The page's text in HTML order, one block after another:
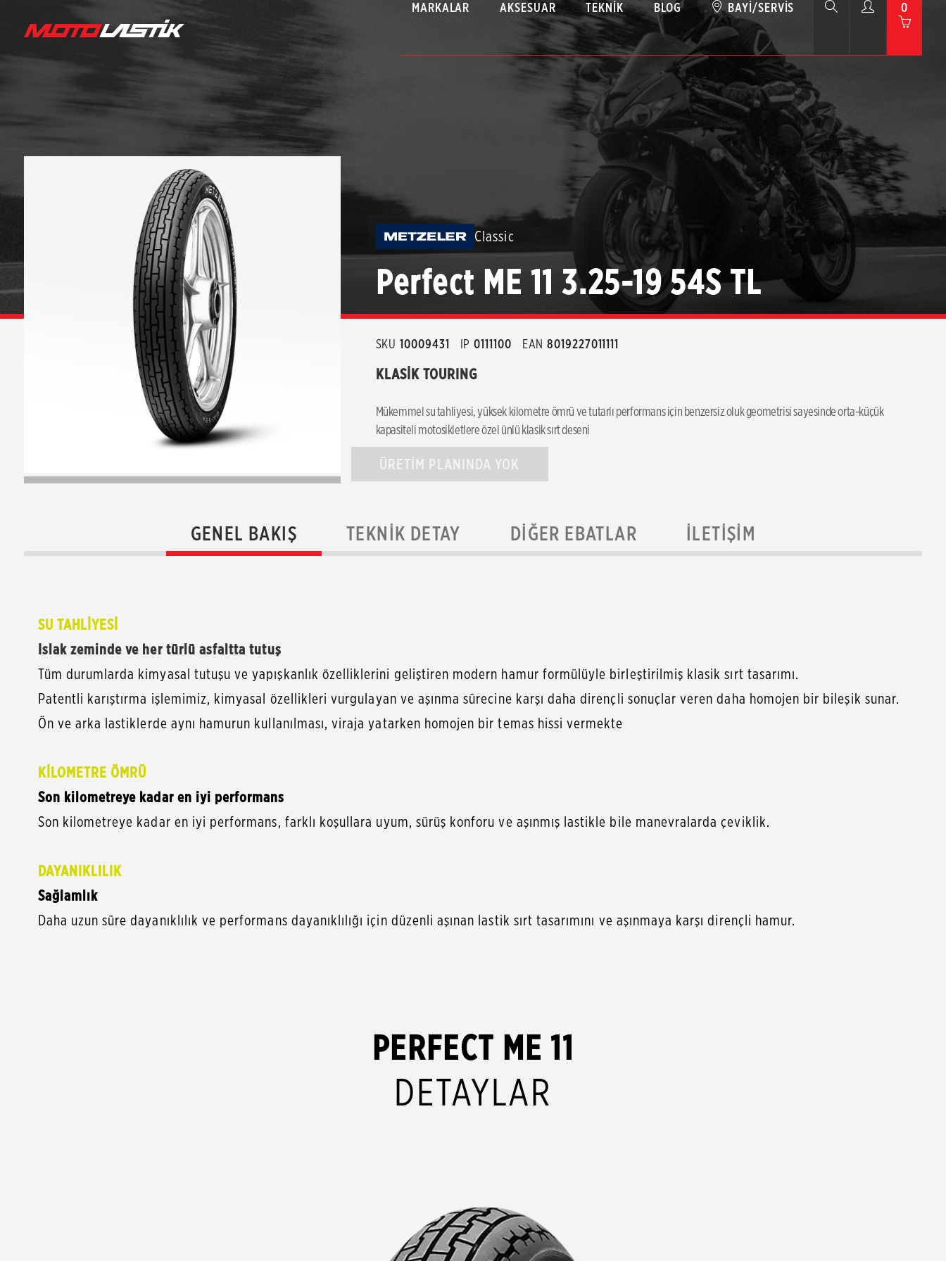
MARKALAR AKSESUAR TEKNIK BLOG BAYI/SERVIS 0
Classic
Perfect ME 11 3.25-19 54S TL
SKU 10009431 IP 0111100 EAN 8019227011111
KLASİK TOURING
Mükemmel su tahliyesi, yüksek kilometre ömrü ve tutarlı performans için benzersiz oluk geometrisi sayesinde orta-küçük
kapasiteli motosikletlere özel ünlü klasik sırt deseni
ÜRETİM PLANINDA YOK
GENEL BAKIŞ TEKNIK DETAY DIĞER EBATLAR İLETIŞIM
SU TAHLİYESİ
Islak zeminde ve her türlü asfaltta tutuş
Tüm durumlarda kimyasal tutuşu ve yapışkanlık özelliklerini geliştiren modern hamur formülüyle birleştirilmiş klasik sırt tasarımı.
Patentli karıştırma işlemimiz, kimyasal özellikleri vurgulayan ve aşınma sürecine karşı daha dirençli sonuçlar veren daha homojen bir bileşik sunar.
Ön ve arka lastiklerde aynı hamurun kullanılması, viraja yatarken homojen bir temas hissi vermekte
KİLOMETRE ÖMRÜ
Son kilometreye kadar en iyi performans
Son kilometreye kadar en iyi performans, farklı koşullara uyum, sürüş konforu ve aşınmış lastikle bile manevralarda çeviklik.
DAYANIKLILIK
Sağlamlık
Daha uzun süre dayanıklılık ve performans dayanıklılığı için düzenli aşınan lastik sırt tasarımını ve aşınmaya karşı dirençli hamur.
PERFECT ME 11
DETAYLAR